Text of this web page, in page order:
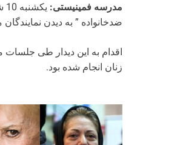
مدرسه فمینیستی:
ضدخانواده ” به دیدن
اقدام به این دیدار طی
زنان انجام شده بود.